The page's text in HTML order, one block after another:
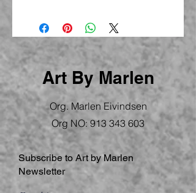
Art By Marlen
Subscribe to Art by Marlen
Newsletter
Org. Marlen Eivindsen
Org NO: 913 343 603